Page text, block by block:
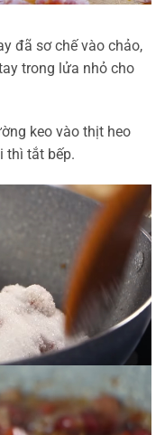
đã sơ chế vào chảo,
trong lửa nhỏ cho
keo vào thịt heo
thì tắt bếp.